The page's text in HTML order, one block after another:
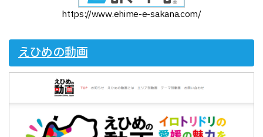
https://www.ehime-e-sakana.com/
えひめの動画